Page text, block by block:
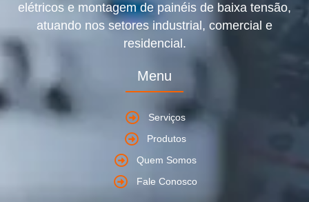
elétricos e montagem de painéis de baixa tensão,
atuando nos setores industrial, comercial e
residencial.
Menu
Serviços
Produtos
Quem Somos
Fale Conosco